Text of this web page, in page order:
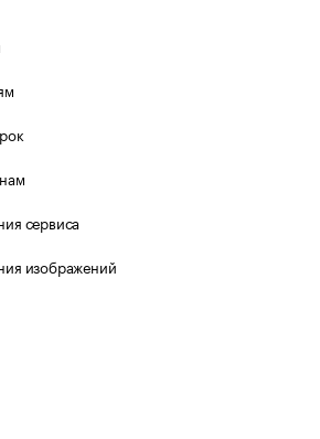
сервиса
изображений